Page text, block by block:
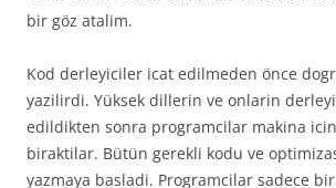
bir göz atalim.
Kod derleyiciler icat edilmeden önce
yazilirdi. Yüksek dillerin ve onlarin
edildikten sonra programcilar makina
biraktilar. Bütün gerekli kodu ve
yazmaya basladi. Programcilar sadece